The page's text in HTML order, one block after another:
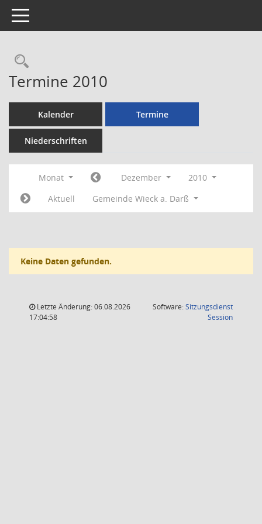
Toggle navigation
Rechercheauswahl
Termine 2010
Kalender Termine
Niederschriften
Monat Dezember
2010
Aktuell
Gemeinde Wieck a. Darß
Keine Daten gefunden.
Letzte Änderung: 06.08.2026
17:04:58
Software:Sitzungsdienst
Session(Wird in